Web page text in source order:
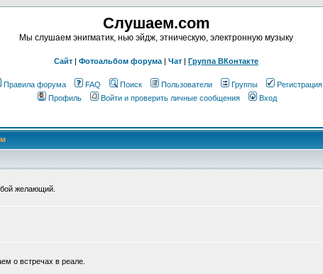
Слушаем.com
Мы слушаем энигматик, нью эйдж, этническую, электронную музыку
Сайт | Фотоальбом форума | Чат | Группа ВКонтакте
Правила форума FAQ Поиск Пользователи Группы
Регистрация
Профиль
Войти и проверить личные сообщения Вход
желающий.
о встречах в реале.